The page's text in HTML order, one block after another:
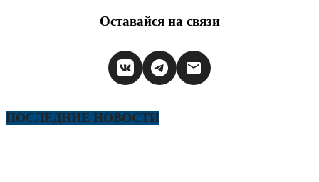
Оставайся на связи
ПОСЛЕДНИЕ НОВОСТИ